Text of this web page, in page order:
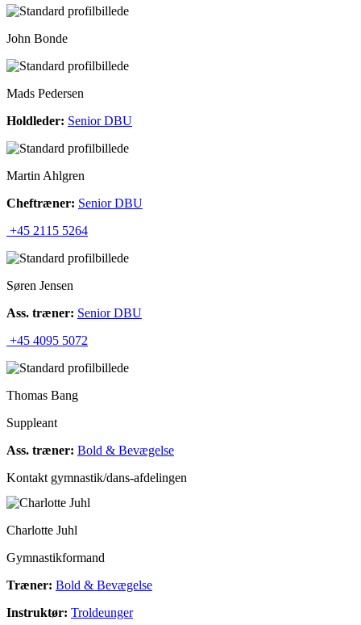
John Bonde
Mads Pedersen
Holdleder: Senior DBU
Martin Ahlgren
Cheftræner: Senior DBU
+45 2115 5264
Søren Jensen
Ass. træner: Senior DBU
+45 4095 5072
Thomas Bang
Suppleant
Ass. træner: Bold & Bevægelse
Kontakt gymnastik/dans-afdelingen
Charlotte Juhl
Gymnastikformand
Træner: Bold & Bevægelse
Instruktør: Troldeunger